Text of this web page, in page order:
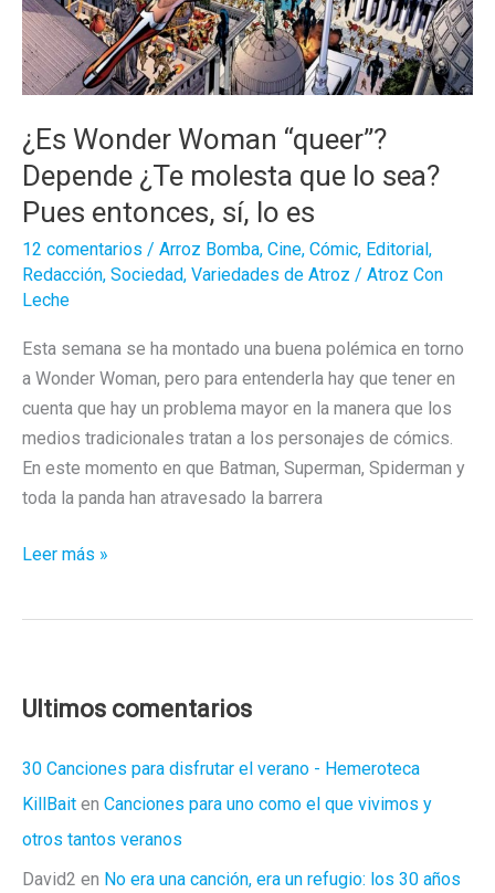
¿Es Wonder Woman “queer”?
Depende ¿Te molesta que lo sea?
Pues entonces, sí, lo es
12 comentarios / Arroz Bomba, Cine, Cómic, Editorial,
Redacción, Sociedad, Variedades de Atroz / Atroz Con
Leche
Esta semana se ha montado una buena polémica en torno
a Wonder Woman, pero para entenderla hay que tener en
cuenta que hay un problema mayor en la manera que los
medios tradicionales tratan a los personajes de cómics.
En este momento en que Batman, Superman, Spiderman y
toda la panda han atravesado la barrera
¿Es
¿Te
que
lo
Pues
entonces,
Leer más »
Ultimos comentarios
30 Canciones para disfrutar el verano - Hemeroteca
KillBait en Canciones para uno como el que vivimos y
otros tantos veranos
David2 en No era una canción, era un refugio: los 30 años